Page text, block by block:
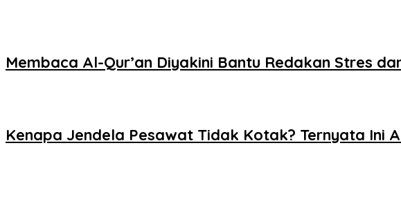
Membaca Al-Qur’an Diyakini Bantu Redakan Stres
Kenapa Jendela Pesawat Tidak Kotak? Ternyata Ini